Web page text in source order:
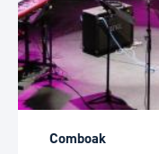
Comboak